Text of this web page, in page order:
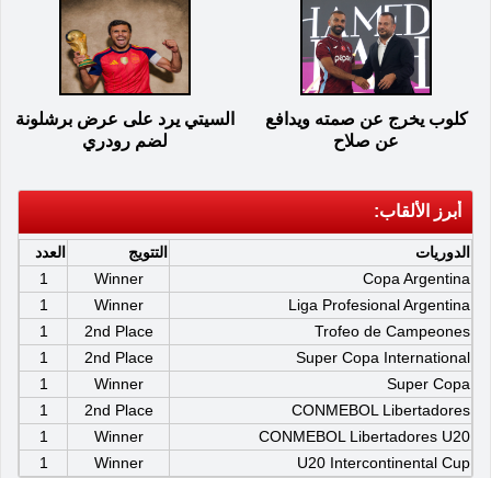
كلوب يخرج عن صمته ويدافع
عن صلاح
السيتي يرد على عرض برشلونة
لضم رودري
أبرز الألقاب:
الدوريات التتويج
العدد
Copa Argentina
Winner
1
Liga Profesional Argentina
Winner
1
Trofeo de Campeones
2nd Place
1
Super Copa International
2nd Place
1
Super Copa
Winner
1
CONMEBOL Libertadores
2nd Place
1
CONMEBOL Libertadores U20
Winner
1
U20 Intercontinental Cup
Winner
1